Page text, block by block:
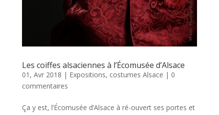
Les coiffes alsaciennes à l’Écomusée d’Alsace
01, Avr 2018 | Expositions, costumes Alsace | 0
commentaires
Ça y est, l’Écomusée d’Alsace à ré-ouvert ses portes et